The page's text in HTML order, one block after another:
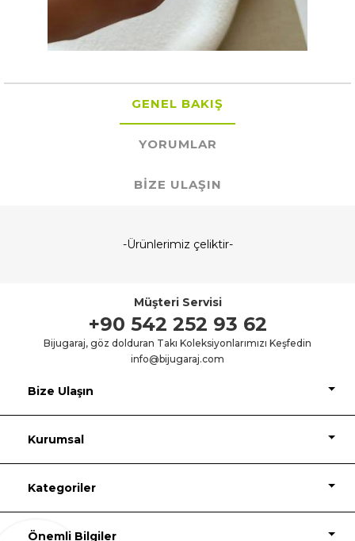
GENEL BAKIŞ
YORUMLAR
BIZE ULAŞIN
-Ürünlerimiz çeliktir-
Müşteri Servisi
+90 542 252 93 62
Bijugaraj, göz dolduran Takı Koleksiyonlarımızı Keşfedin
info@bijugaraj.com
Bize Ulaşın
Kurumsal
Kategoriler
Önemli Bilgiler